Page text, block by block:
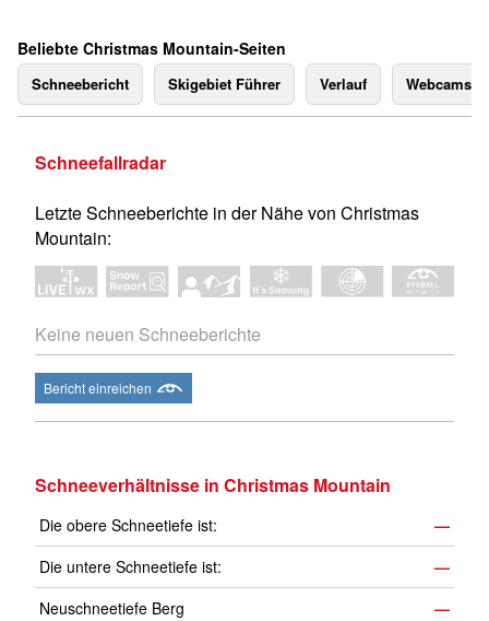
Beliebte Christmas Mountain-Seiten
Schneebericht Skigebiet Führer Verlauf Webcams
Schneefallradar
Letzte Schneeberichte in der Nähe von Christmas
Mountain:
Keine neuen Schneeberichte
Bericht einreichen
Schneeverhältnisse in Christmas Mountain
Die obere Schneetiefe ist:
—
Die untere Schneetiefe ist:
—
Neuschneetiefe Berg
—